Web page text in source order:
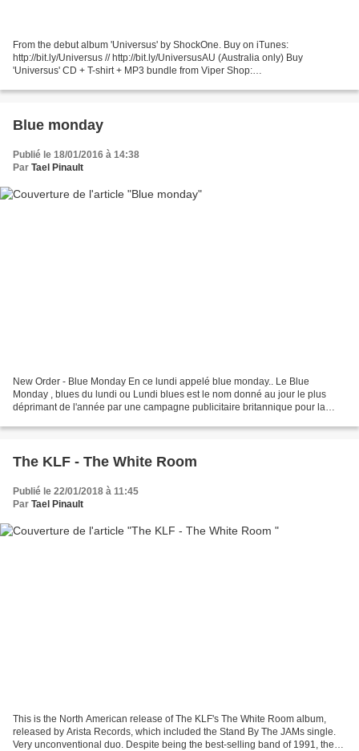
From the debut album 'Universus' by ShockOne. Buy on iTunes:
http://bit.ly/Universus // http://bit.ly/UniversusAU (Australia only) Buy
'Universus' CD + T-shirt + MP3 bundle from Viper Shop:
Blue monday
Publié le 18/01/2016 à 14:38
Par Tael Pinault
New Order - Blue Monday En ce lundi appelé blue monday.. Le Blue
Monday , blues du lundi ou Lundi blues est le nom donné au jour le plus
déprimant de l'année par une campagne publicitaire britannique pour la
The KLF - The White Room
Publié le 22/01/2018 à 11:45
Par Tael Pinault
This is the North American release of The KLF's The White Room album,
released by Arista Records, which included the Stand By The JAMs single.
Very unconventional duo. Despite being the best-selling band of 1991, they